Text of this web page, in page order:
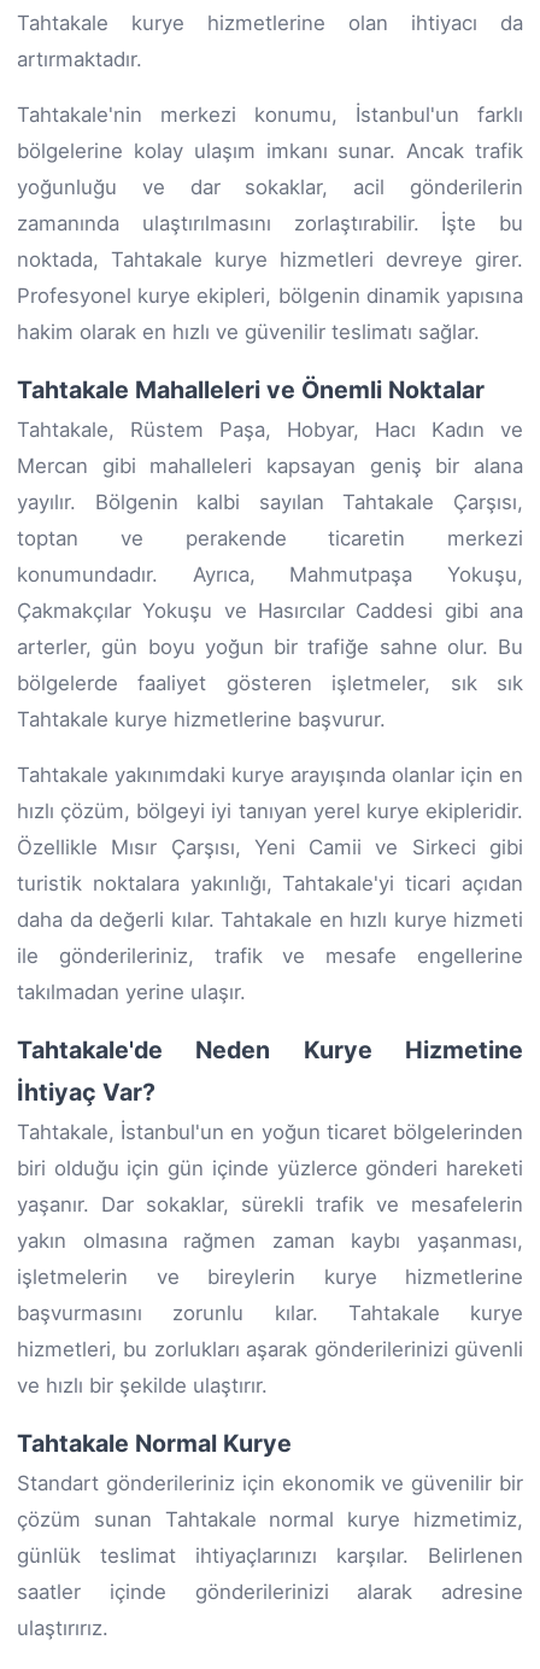
Tahtakale kurye hizmetlerine olan ihtiyacı da
artırmaktadır.
Tahtakale'nin merkezi konumu, İstanbul'un farklı
bölgelerine kolay ulaşım imkanı sunar. Ancak trafik
yoğunluğu ve dar sokaklar, acil gönderilerin
zamanında ulaştırılmasını zorlaştırabilir. İşte bu
noktada, Tahtakale kurye hizmetleri devreye girer.
Profesyonel kurye ekipleri, bölgenin dinamik yapısına
hakim olarak en hızlı ve güvenilir teslimatı sağlar.
Tahtakale Mahalleleri ve Önemli Noktalar
Tahtakale, Rüstem Paşa, Hobyar, Hacı Kadın ve
Mercan gibi mahalleleri kapsayan geniş bir alana
yayılır. Bölgenin kalbi sayılan Tahtakale Çarşısı,
toptan ve perakende ticaretin merkezi
konumundadır. Ayrıca, Mahmutpaşa Yokuşu,
Çakmakçılar Yokuşu ve Hasırcılar Caddesi gibi ana
arterler, gün boyu yoğun bir trafiğe sahne olur. Bu
bölgelerde faaliyet gösteren işletmeler, sık sık
Tahtakale kurye hizmetlerine başvurur.
Tahtakale yakınımdaki kurye arayışında olanlar için en
hızlı çözüm, bölgeyi iyi tanıyan yerel kurye ekipleridir.
Özellikle Mısır Çarşısı, Yeni Camii ve Sirkeci gibi
turistik noktalara yakınlığı, Tahtakale'yi ticari açıdan
daha da değerli kılar. Tahtakale en hızlı kurye hizmeti
ile gönderileriniz, trafik ve mesafe engellerine
takılmadan yerine ulaşır.
Tahtakale'de Neden Kurye Hizmetine
İhtiyaç Var?
Tahtakale, İstanbul'un en yoğun ticaret bölgelerinden
biri olduğu için gün içinde yüzlerce gönderi hareketi
yaşanır. Dar sokaklar, sürekli trafik ve mesafelerin
yakın olmasına rağmen zaman kaybı yaşanması,
işletmelerin ve bireylerin kurye hizmetlerine
başvurmasını zorunlu kılar. Tahtakale kurye
hizmetleri, bu zorlukları aşarak gönderilerinizi güvenli
ve hızlı bir şekilde ulaştırır.
Tahtakale Normal Kurye
Standart gönderileriniz için ekonomik ve güvenilir bir
çözüm sunan Tahtakale normal kurye hizmetimiz,
günlük teslimat ihtiyaçlarınızı karşılar. Belirlenen
saatler içinde gönderilerinizi alarak adresine
ulaştırırız.